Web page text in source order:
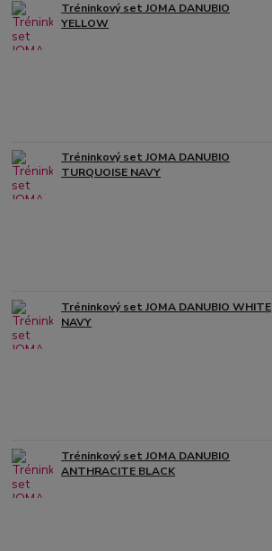
Tréninkový set JOMA DANUBIO
YELLOW
Tréninkový set JOMA DANUBIO
TURQUOISE NAVY
Tréninkový set JOMA DANUBIO WHITE
NAVY
Tréninkový set JOMA DANUBIO
ANTHRACITE BLACK